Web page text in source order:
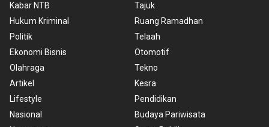
Kabar NTB
Hukum Kriminal
Politik
Ekonomi Bisnis
Olahraga
Artikel
Lifestyle
Nasional
Tajuk
Ruang Ramadhan
Telaah
Otomotif
Tekno
Kesra
Pendidikan
Budaya Pariwisata